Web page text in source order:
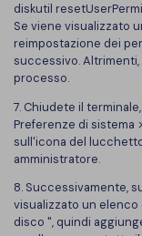
diskutil
Se viene visualizzato
reimpostazione dei
successivo.
processo.
7. Chiudete il
Preferenze di sistema
sull'icona del
amministratore.
8. Successivamente,
visualizzato un
disco ", quindi